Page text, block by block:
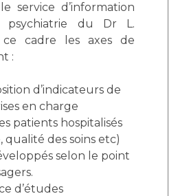
service d’information
psychiatrie du Dr L.
ce cadre les axes de
:
d’indicateurs de
en charge
patients hospitalisés
qualité des soins etc)
selon le point
d’études